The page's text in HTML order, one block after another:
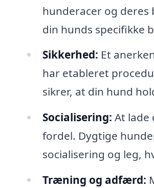
hunderacer og deres
din hunds specifikke
Sikkerhed: Et
har etableret
sikrer, at din hund
Socialisering: At lade
fordel. Dygtige
socialisering og leg,
Træning og adfærd: